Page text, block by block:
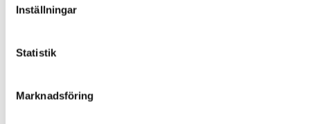
Inställningar
Statistik
Marknadsföring